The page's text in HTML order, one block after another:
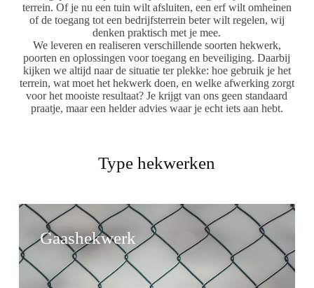
terrein. Of je nu een tuin wilt afsluiten, een erf wilt omheinen
of de toegang tot een bedrijfsterrein beter wilt regelen, wij
denken praktisch met je mee.
We leveren en realiseren verschillende soorten hekwerk,
poorten en oplossingen voor toegang en beveiliging. Daarbij
kijken we altijd naar de situatie ter plekke: hoe gebruik je het
terrein, wat moet het hekwerk doen, en welke afwerking zorgt
voor het mooiste resultaat? Je krijgt van ons geen standaard
praatje, maar een helder advies waar je echt iets aan hebt.
Type hekwerken
Gaashekwerk